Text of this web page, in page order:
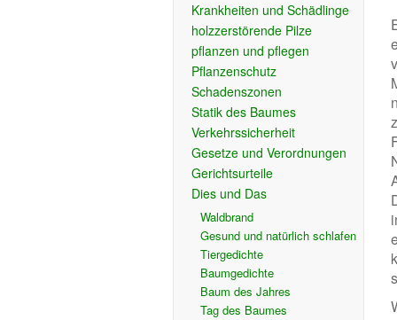
Krankheiten und Schädlinge
holzzerstörende Pilze
pflanzen und pflegen
Pflanzenschutz
Schadenszonen
Statik des Baumes
Verkehrssicherheit
Gesetze und Verordnungen
Gerichtsurteile
Dies und Das
Waldbrand
Gesund und natürlich schlafen
Tiergedichte
Baumgedichte
Baum des Jahres
Tag des Baumes